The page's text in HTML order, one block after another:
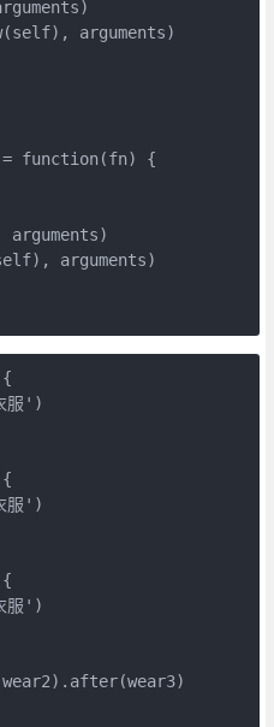
arguments)
= function(fn) {
arguments)
arguments)
{
服')
{
服')
{
服')